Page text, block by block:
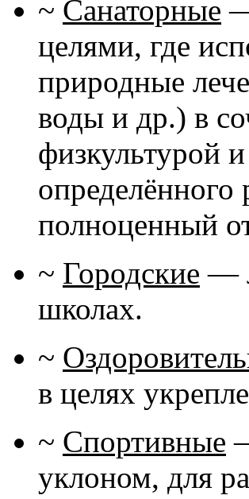
~ Санаторные
целями, где
природные
воды и др.) в
физкультурой
полноценный
~ Городские —
школах.
~
в целях
~ Спортивные
уклоном, для